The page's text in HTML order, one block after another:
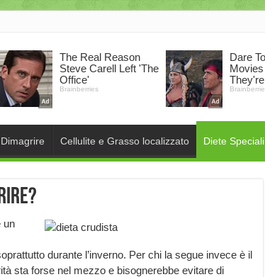
Cellulite e Grasso localizzato Diete Speciali
durante l’inverno. Per chi la segue invece è il
sta forse nel mezzo e bisognerebbe evitare di